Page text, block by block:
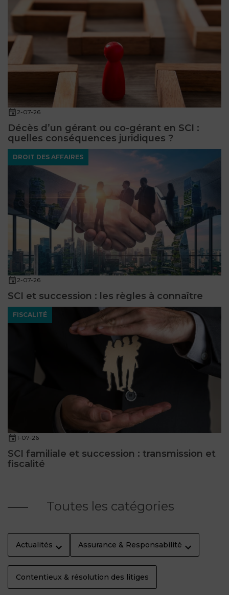
2-07-26
Décès d’un gérant ou co-gérant en SCI :
quelles conséquences juridiques ?
DROIT DES AFFAIRES
2-07-26
SCI et succession : les règles à connaître
FISCALITÉ
1-07-26
SCI familiale et succession : transmission et
fiscalité
Toutes les catégories
Actualités Assurance & Responsabilité
Contentieux & résolution des litiges